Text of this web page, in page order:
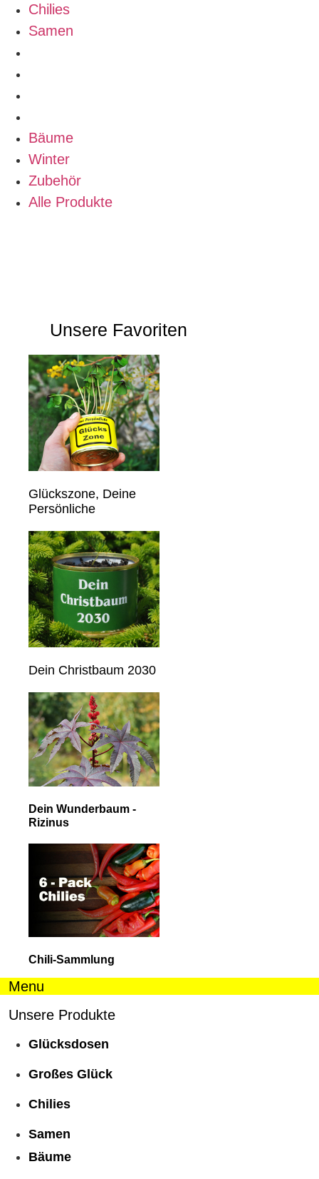
Chilies
Samen
Bäume
Winter
Zubehör
Alle Produkte
Unsere Favoriten
Glückszone, Deine
Persönliche
Dein Christbaum 2030
Dein Wunderbaum -
Rizinus
Chili-Sammlung
Menu
Unsere Produkte
Glücksdosen
Großes Glück
Chilies
Samen
Bäume